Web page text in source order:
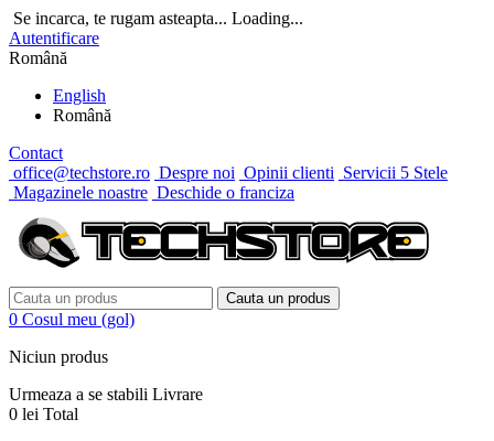
Se incarca, te rugam asteapta... Loading...
Autentificare
Română
English
Română
Contact
office@techstore.ro Despre noi Opinii clienti Servicii 5 Stele
Magazinele noastre Deschide o franciza
Cauta un produs
0 Cosul meu (gol)
Niciun produs
Urmeaza a se stabili Livrare
0 lei Total